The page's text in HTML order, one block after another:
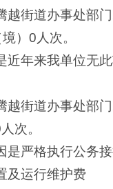
越街道办事处部
）0人次。
近年来我单位无
越街道办事处部
次。
是严格执行公务
及运行维护费